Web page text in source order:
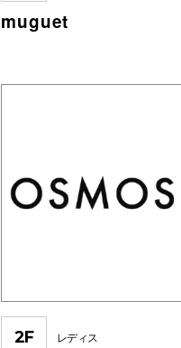
muguet
2F レディス